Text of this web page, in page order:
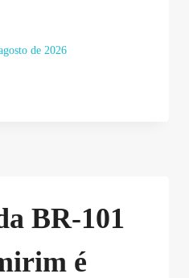
de 2026
BR-101
é